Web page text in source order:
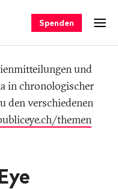
Spenden
und
in chronologischer
den verschiedenen
themen